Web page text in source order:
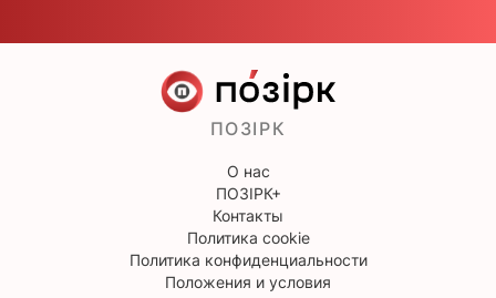
ПОЗІРК
О нас
ПОЗІРК+
Контакты
Политика cookie
Политика конфиденциальности
Положения и условия